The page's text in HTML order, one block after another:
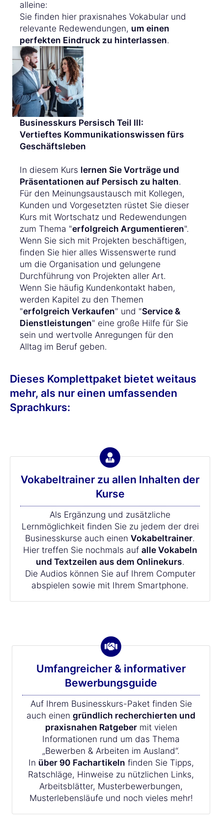
alleine:
Sie finden hier praxisnahes Vokabular und
relevante Redewendungen, um einen
perfekten Eindruck zu hinterlassen.
Businesskurs Persisch Teil III:
Vertieftes Kommunikationswissen fürs
Geschäftsleben
In diesem Kurs lernen Sie Vorträge und
Präsentationen auf Persisch zu halten.
Für den Meinungsaustausch mit Kollegen,
Kunden und Vorgesetzten rüstet Sie dieser
Kurs mit Wortschatz und Redewendungen
zum Thema "erfolgreich Argumentieren".
Wenn Sie sich mit Projekten beschäftigen,
finden Sie hier alles Wissenswerte rund
um die Organisation und gelungene
Durchführung von Projekten aller Art.
Wenn Sie häufig Kundenkontakt haben,
werden Kapitel zu den Themen
"erfolgreich Verkaufen" und "Service &
Dienstleistungen" eine große Hilfe für Sie
sein und wertvolle Anregungen für den
Alltag im Beruf geben.
Dieses Komplettpaket bietet weitaus
mehr, als nur einen umfassenden
Sprachkurs:
Vokabeltrainer zu allen Inhalten der
Kurse
Als Ergänzung und zusätzliche
Lernmöglichkeit finden Sie zu jedem der drei
Businesskurse auch einen Vokabeltrainer.
Hier treffen Sie nochmals auf alle Vokabeln
und Textzeilen aus dem Onlinekurs.
Die Audios können Sie auf Ihrem Computer
abspielen sowie mit Ihrem Smartphone.
Umfangreicher & informativer
Bewerbungsguide
Auf Ihrem Businesskurs-Paket finden Sie
auch einen gründlich recherchierten und
praxisnahen Ratgebermit vielen
Informationen rund um das Thema
„Bewerben & Arbeiten im Ausland“.
In über 90 Fachartikeln finden Sie Tipps,
Ratschläge, Hinweise zu nützlichen Links,
Arbeitsblätter, Musterbewerbungen,
Musterlebensläufe und noch vieles mehr!